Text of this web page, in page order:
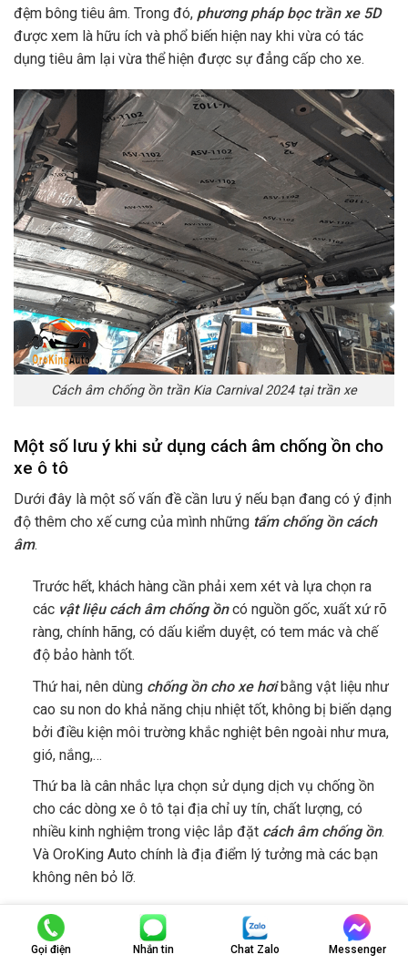
đệm bông tiêu âm. Trong đó, phương pháp bọc trần xe 5D
được xem là hữu ích và phổ biến hiện nay khi vừa có tác
dụng tiêu âm lại vừa thể hiện được sự đẳng cấp cho xe.
Cách âm chống ồn trần Kia Carnival 2024 tại trần xe
Một số lưu ý khi sử dụng cách âm chống ồn cho
xe ô tô
Dưới đây là một số vấn đề cần lưu ý nếu bạn đang có ý định
độ thêm cho xế cưng của mình những tấm chống ồn cách
âm.
Trước hết, khách hàng cần phải xem xét và lựa chọn ra
các vật liệu cách âm chống ồncó nguồn gốc, xuất xứ rõ
ràng, chính hãng, có dấu kiểm duyệt, có tem mác và chế
độ bảo hành tốt.
Thứ hai, nên dùng chống ồn cho xe hơibằng vật liệu như
cao su non do khả năng chịu nhiệt tốt, không bị biến dạng
bởi điều kiện môi trường khắc nghiệt bên ngoài như mưa,
gió, nắng,…
Thứ ba là cân nhắc lựa chọn sử dụng dịch vụ chống ồn
cho các dòng xe ô tô tại địa chỉ uy tín, chất lượng, có
nhiều kinh nghiệm trong việc lắp đặt cách âm chống ồn.
Và OroKing Auto chính là địa điểm lý tưởng mà các bạn
không nên bỏ lỡ.
Gọi điện Nhắn tin Chat Zalo Messenger